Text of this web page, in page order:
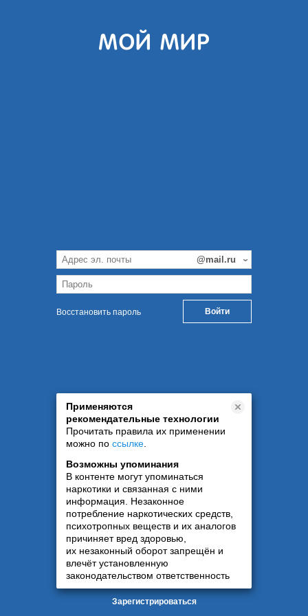
Восстановить пароль
Применяются
рекомендательные технологии
Прочитать правила их применении
можно по ссылке
Возможны упоминания
В контенте могут упоминаться
наркотики и связанная с ними
информация. Незаконное
потребление наркотических средств,
психотропных веществ и их аналогов
причиняет вред здоровью,
их незаконный оборот запрещён и
влечёт установленную
законодательством ответственность
Зарегистрироваться